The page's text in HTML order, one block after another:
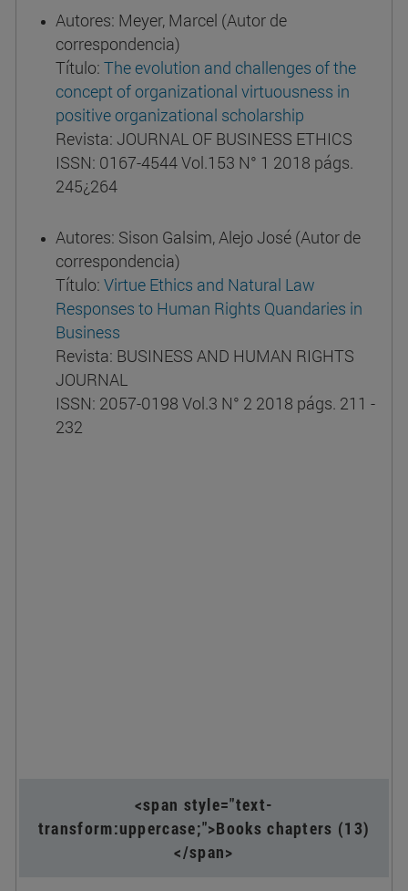
Autores: Meyer, Marcel (Autor de
correspondencia)
Título:The evolution and challenges of the
concept of organizational virtuousness in
positive organizational scholarship
Revista: JOURNAL OF BUSINESS ETHICS
ISSN: 0167-4544 Vol.153 N° 1 2018 págs.
245¿264
Autores: Sison Galsim, Alejo José (Autor de
correspondencia)
Título:Virtue Ethics and Natural Law
Responses to Human Rights Quandaries in
Business
Revista: BUSINESS AND HUMAN RIGHTS
JOURNAL
ISSN: 2057-0198 Vol.3 N° 2 2018 págs. 211 -
232
<span style="text-
transform:uppercase;">Books chapters (13)
</span>